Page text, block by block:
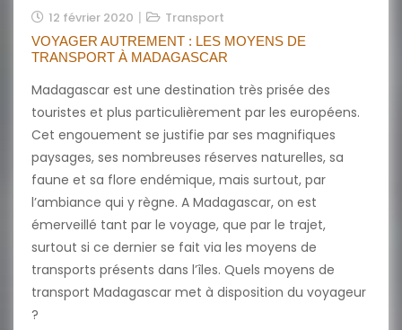
12 février 2020 Transport
VOYAGER AUTREMENT : LES MOYENS DE
TRANSPORT À MADAGASCAR
Madagascar est une destination très prisée des
touristes et plus particulièrement par les européens.
Cet engouement se justifie par ses magnifiques
paysages, ses nombreuses réserves naturelles, sa
faune et sa flore endémique, mais surtout, par
l’ambiance qui y règne. A Madagascar, on est
émerveillé tant par le voyage, que par le trajet,
surtout si ce dernier se fait via les moyens de
transports présents dans l’îles. Quels moyens de
transport Madagascar met à disposition du voyageur
?